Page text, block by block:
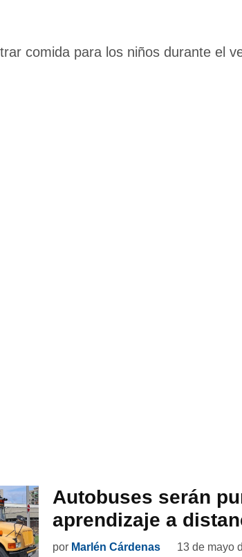
Autobuses serán
aprendizaje a
por Marlén Cárdenas 13 de mayo